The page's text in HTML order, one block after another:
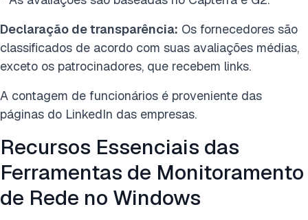
Declaração de transparência: Os fornecedores são
classificados de acordo com suas avaliações médias,
exceto os patrocinadores, que recebem links.
A contagem de funcionários é proveniente das
páginas do LinkedIn das empresas.
Recursos Essenciais das
Ferramentas de Monitoramento
de Rede no Windows